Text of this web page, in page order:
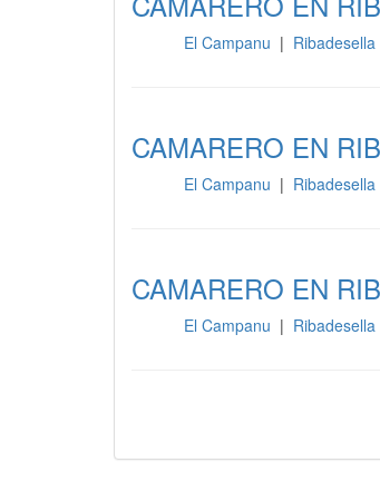
El Campanu |
CAMARERO EN
El Campanu |
CAMARERO EN
El Campanu |